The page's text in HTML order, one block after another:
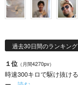
過去30日間のランキン
１位 （月間4270pv）
時速300キロで駆け抜け